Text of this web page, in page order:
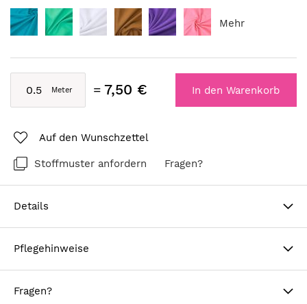
Mehr
7,50 € In den Warenkorb
Auf den Wunschzettel
Stoffmuster anfordern Fragen?
Details
Pflegehinweise
Fragen?